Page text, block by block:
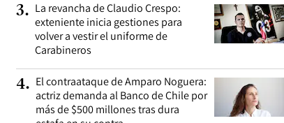
3. La revancha de Claudio Crespo:
exteniente inicia gestiones para
volver a vestir el uniforme de
Carabineros
4. El contraataque de Amparo Noguera:
actriz demanda al Banco de Chile por
más de $500 millones tras dura